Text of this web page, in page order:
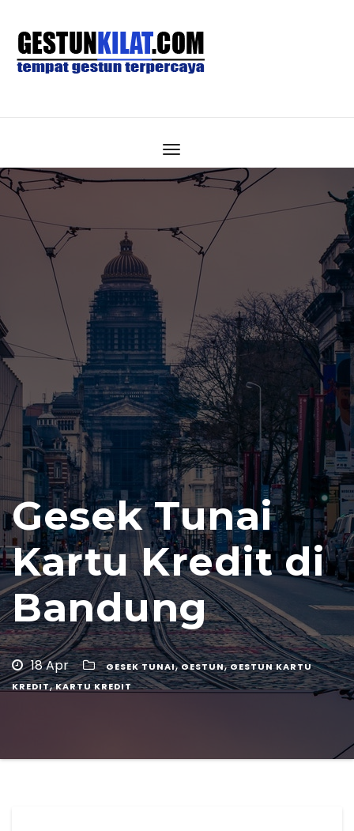
Gesek Tunai
Kartu Kredit di
Bandung
18 Apr GESEK TUNAI,GESTUN,GESTUN KARTU
KREDIT,KARTU KREDIT